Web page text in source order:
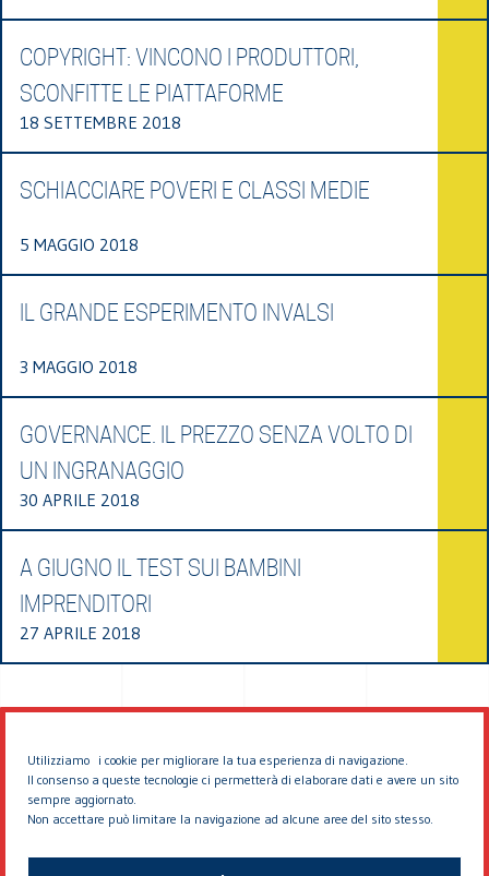
Utilizziamo i cookie per migliorare la tua esperienza di navigazione.
Il consenso a queste tecnologie ci permetterà di elaborare dati e avere un sito
sempre aggiornato.
Non accettare può limitare la navigazione ad alcune aree del sito stesso.
COPYRIGHT: VINCONO I PRODUTTORI,
SCONFITTE LE PIATTAFORME
18 SETTEMBRE 2018
SCHIACCIARE POVERI E CLASSI MEDIE
5 MAGGIO 2018
IL GRANDE ESPERIMENTO INVALSI
3 MAGGIO 2018
GOVERNANCE. IL PREZZO SENZA VOLTO DI
UN INGRANAGGIO
30 APRILE 2018
A GIUGNO IL TEST SUI BAMBINI
IMPRENDITORI
27 APRILE 2018
© 2026 EDDYBURG